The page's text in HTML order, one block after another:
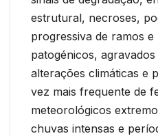
estrutural, necroses,
progressiva de ramos
patogénicos,
alterações climáticas e
vez mais frequente de
meteorológicos
chuvas intensas e